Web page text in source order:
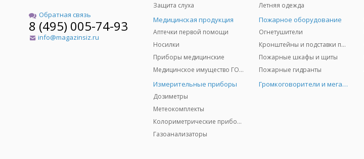
Обратная связь
8 (495) 005-74-93
info@magazinsiz.ru
Защита слуха
Летняя одежда
Медицинская продукция
Аптечки первой помощи
Носилки
Приборы медицинские
Медицинское имущество ГО и ЧС
Пожарное оборудование
Огнетушители
Кронштейны и подставки под огнетушители
Пожарные шкафы и щиты
Пожарные гидранты
Измерительные приборы
Дозиметры
Метеокомплекты
Колориметрические приборы
Газоанализаторы
Громкоговорители и мегафоны